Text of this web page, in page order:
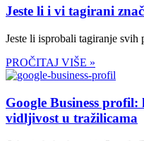
Jeste li i vi tagirani
Jeste li isprobali tagiranje svih
PROČITAJ VIŠE »
Google Business
vidljivost u tražilicama